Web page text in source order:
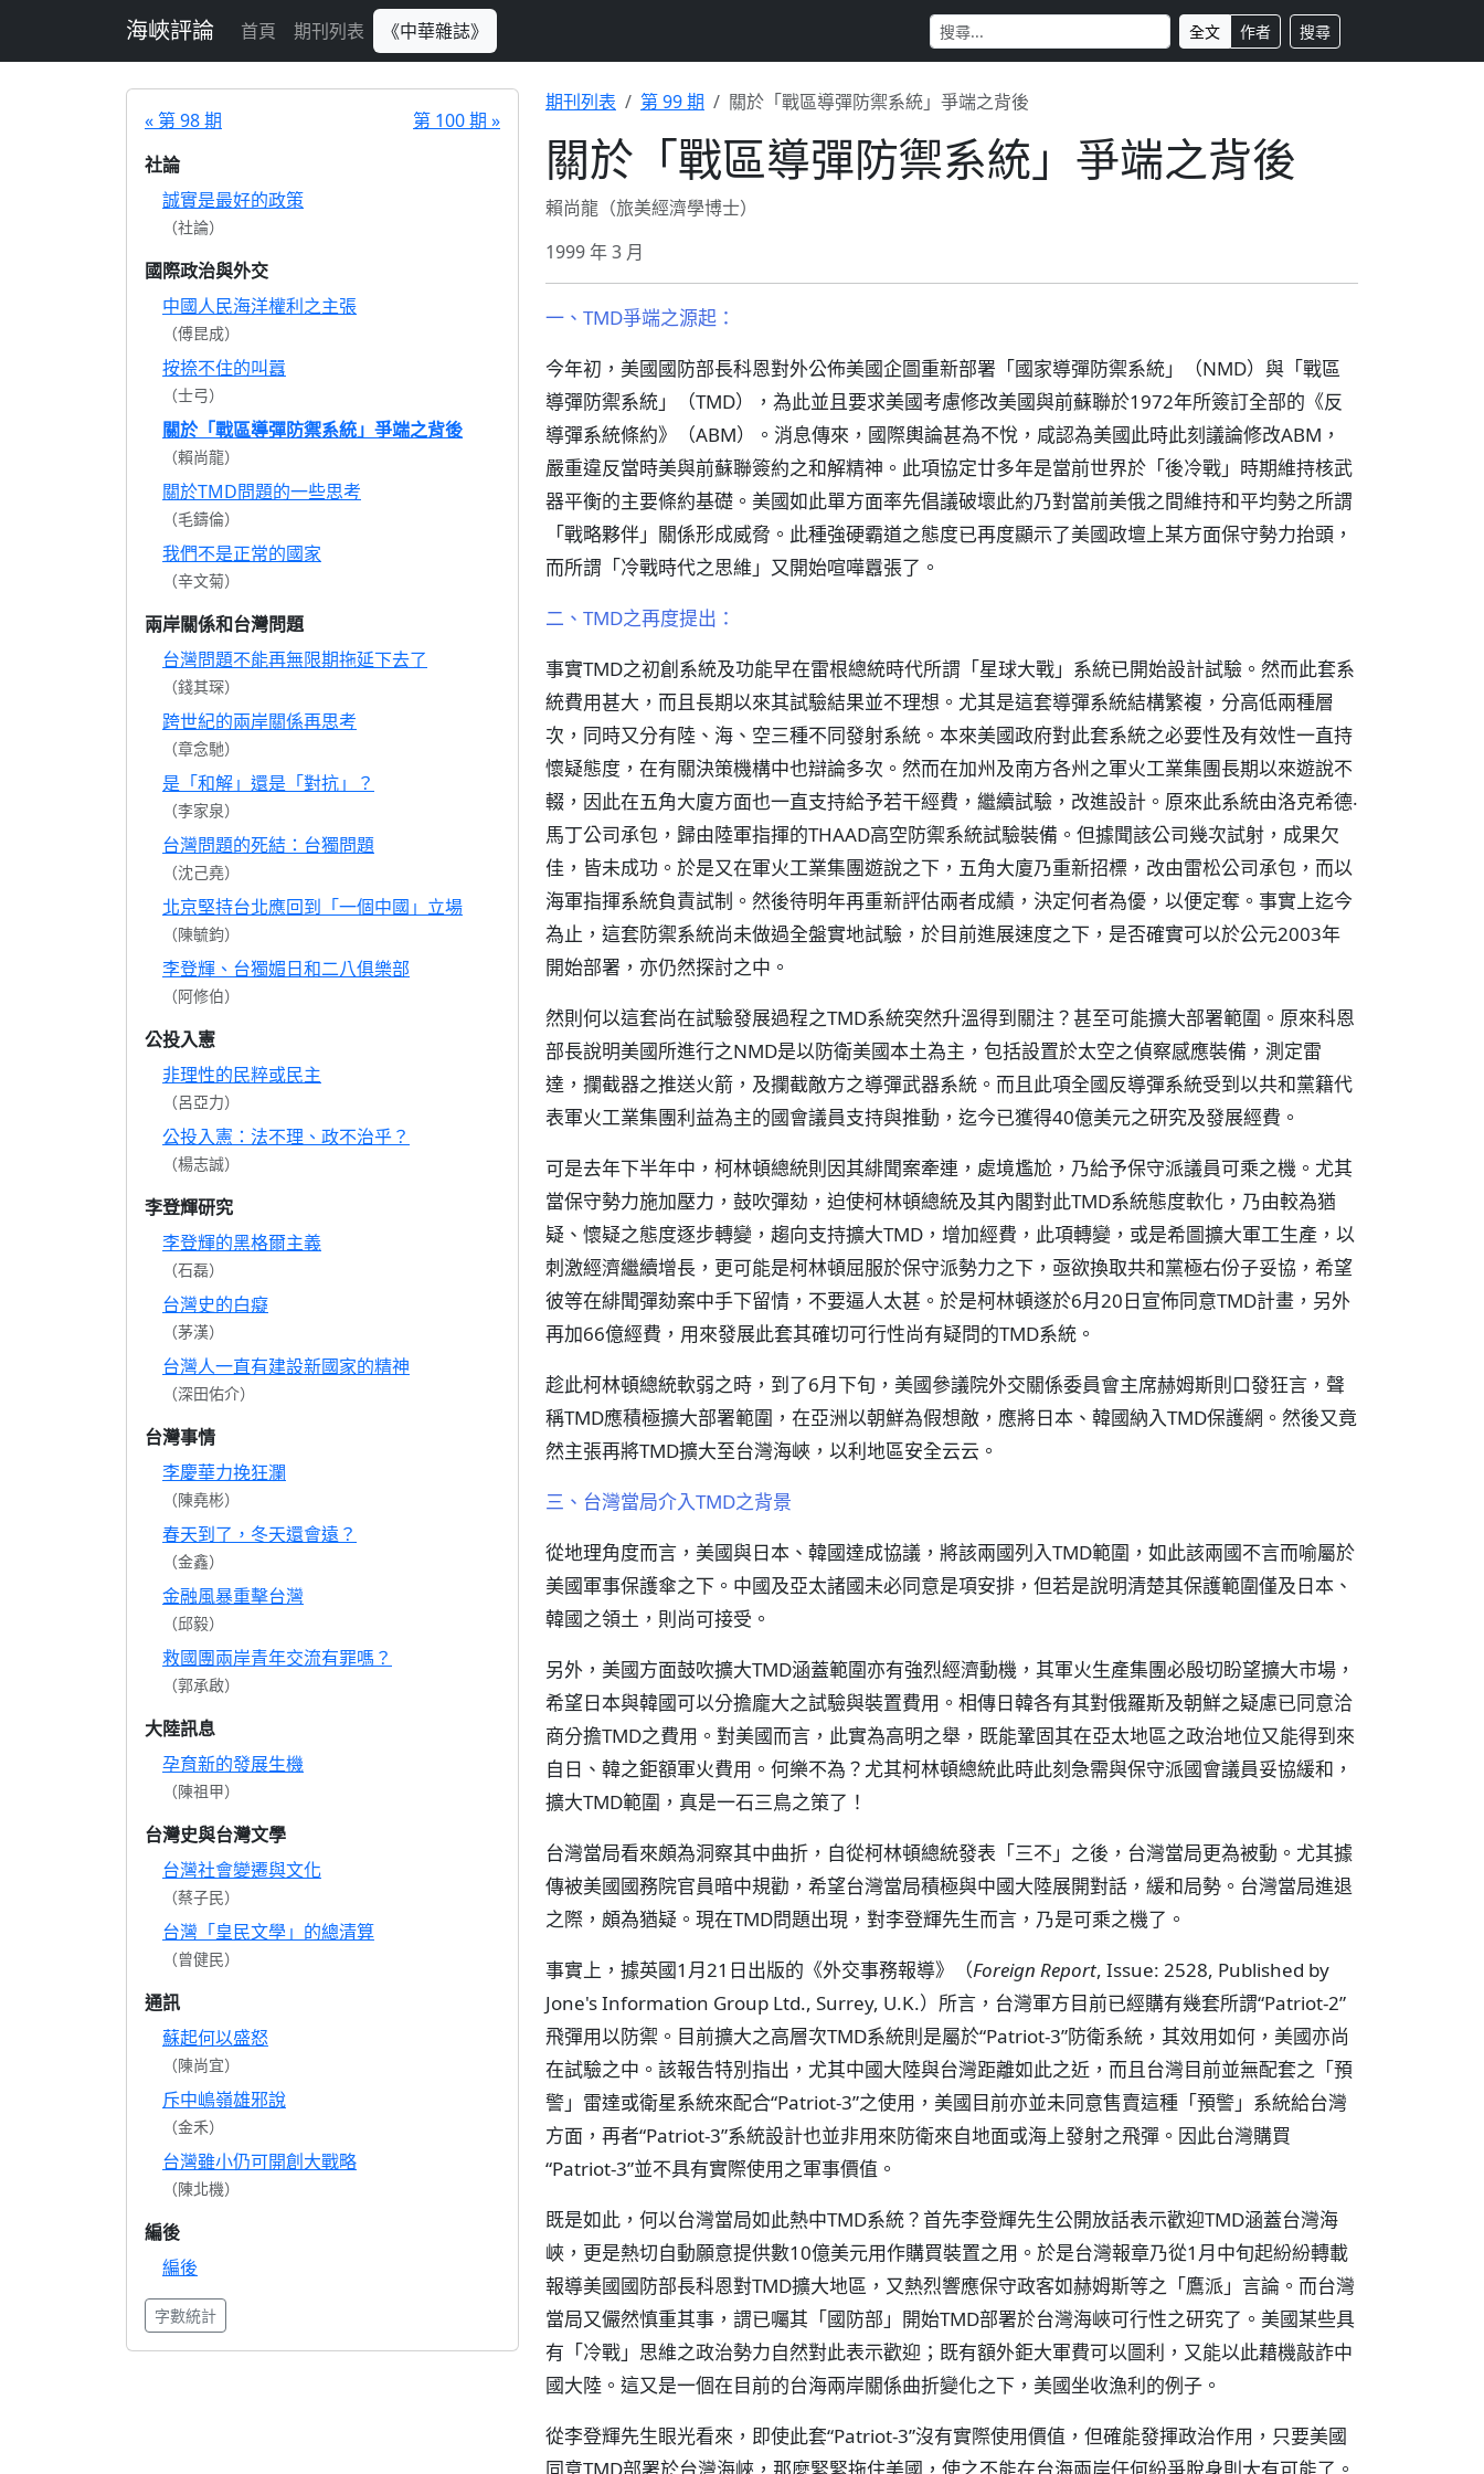
海峽評論 首頁 期刊列表 《中華雜誌》 全文 作者 搜尋
« 第 98 期
第 100 期 »
社論
誠實是最好的政策
（社論）
國際政治與外交
中國人民海洋權利之主張
（傅昆成）
按捺不住的叫囂
（士弓）
關於「戰區導彈防禦系統」爭端之背後
（賴尚龍）
關於TMD問題的一些思考
（毛鑄倫）
我們不是正常的國家
（辛文菊）
兩岸關係和台灣問題
台灣問題不能再無限期拖延下去了
（錢其琛）
跨世紀的兩岸關係再思考
（章念馳）
是「和解」還是「對抗」？
（李家泉）
台灣問題的死結：台獨問題
（沈己堯）
北京堅持台北應回到「一個中國」立場
（陳毓鈞）
李登輝、台獨媚日和二八俱樂部
（阿修伯）
公投入憲
非理性的民粹或民主
（呂亞力）
公投入憲：法不理、政不治乎？
（楊志誠）
李登輝研究
李登輝的黑格爾主義
（石磊）
台灣史的白癡
（茅漢）
台灣人一直有建設新國家的精神
（深田佑介）
台灣事情
李慶華力挽狂瀾
（陳堯彬）
春天到了，冬天還會遠？
（金鑫）
金融風暴重擊台灣
（邱毅）
救國團兩岸青年交流有罪嗎？
（郭承啟）
大陸訊息
孕育新的發展生機
（陳祖甲）
台灣史與台灣文學
台灣社會變遷與文化
（蔡子民）
台灣「皇民文學」的總清算
（曾健民）
通訊
蘇起何以盛怒
（陳尚宜）
斥中嶋嶺雄邪說
（金禾）
台灣雖小仍可開創大戰略
（陳北機）
編後
編後
字數統計
期刊列表 第 99 期 關於「戰區導彈防禦系統」爭端之背後
關於「戰區導彈防禦系統」爭端之背後
賴尚龍（旅美經濟學博士）
1999 年 3 月
一、TMD爭端之源起：
今年初，美國國防部長科恩對外公佈美國企圖重新部署「國家導彈防禦系統」（NMD）與「戰區
導彈防禦系統」（TMD），為此並且要求美國考慮修改美國與前蘇聯於1972年所簽訂全部的《反
導彈系統條約》（ABM）。消息傳來，國際輿論甚為不悅，咸認為美國此時此刻議論修改ABM，
嚴重違反當時美與前蘇聯簽約之和解精神。此項協定廿多年是當前世界於「後冷戰」時期維持核武
器平衡的主要條約基礎。美國如此單方面率先倡議破壞此約乃對當前美俄之間維持和平均勢之所謂
「戰略夥伴」關係形成威脅。此種強硬霸道之態度已再度顯示了美國政壇上某方面保守勢力抬頭，
而所謂「冷戰時代之思維」又開始喧嘩囂張了。
二、TMD之再度提出：
事實TMD之初創系統及功能早在雷根總統時代所謂「星球大戰」系統已開始設計試驗。然而此套系
統費用甚大，而且長期以來其試驗結果並不理想。尤其是這套導彈系統結構繁複，分高低兩種層
次，同時又分有陸、海、空三種不同發射系統。本來美國政府對此套系統之必要性及有效性一直持
懷疑態度，在有關決策機構中也辯論多次。然而在加州及南方各州之軍火工業集團長期以來遊說不
輟，因此在五角大廈方面也一直支持給予若干經費，繼續試驗，改進設計。原來此系統由洛克希德‧
馬丁公司承包，歸由陸軍指揮的THAAD高空防禦系統試驗裝備。但據聞該公司幾次試射，成果欠
佳，皆未成功。於是又在軍火工業集團遊說之下，五角大廈乃重新招標，改由雷松公司承包，而以
海軍指揮系統負責試制。然後待明年再重新評估兩者成績，決定何者為優，以便定奪。事實上迄今
為止，這套防禦系統尚未做過全盤實地試驗，於目前進展速度之下，是否確實可以於公元2003年
開始部署，亦仍然探討之中。
然則何以這套尚在試驗發展過程之TMD系統突然升溫得到關注？甚至可能擴大部署範圍。原來科恩
部長說明美國所進行之NMD是以防衛美國本土為主，包括設置於太空之偵察感應裝備，測定雷
達，攔截器之推送火箭，及攔截敵方之導彈武器系統。而且此項全國反導彈系統受到以共和黨籍代
表軍火工業集團利益為主的國會議員支持與推動，迄今已獲得40億美元之研究及發展經費。
可是去年下半年中，柯林頓總統則因其緋聞案牽連，處境尷尬，乃給予保守派議員可乘之機。尤其
當保守勢力施加壓力，鼓吹彈劾，迫使柯林頓總統及其內閣對此TMD系統態度軟化，乃由較為猶
疑、懷疑之態度逐步轉變，趨向支持擴大TMD，增加經費，此項轉變，或是希圖擴大軍工生產，以
刺激經濟繼續增長，更可能是柯林頓屈服於保守派勢力之下，亟欲換取共和黨極右份子妥協，希望
彼等在緋聞彈劾案中手下留情，不要逼人太甚。於是柯林頓遂於6月20日宣佈同意TMD計畫，另外
再加66億經費，用來發展此套其確切可行性尚有疑問的TMD系統。
趁此柯林頓總統軟弱之時，到了6月下旬，美國參議院外交關係委員會主席赫姆斯則口發狂言，聲
稱TMD應積極擴大部署範圍，在亞洲以朝鮮為假想敵，應將日本、韓國納入TMD保護網。然後又竟
然主張再將TMD擴大至台灣海峽，以利地區安全云云。
三、台灣當局介入TMD之背景
從地理角度而言，美國與日本、韓國達成協議，將該兩國列入TMD範圍，如此該兩國不言而喻屬於
美國軍事保護傘之下。中國及亞太諸國未必同意是項安排，但若是說明清楚其保護範圍僅及日本、
韓國之領土，則尚可接受。
另外，美國方面鼓吹擴大TMD涵蓋範圍亦有強烈經濟動機，其軍火生產集團必殷切盼望擴大市場，
希望日本與韓國可以分擔龐大之試驗與裝置費用。相傳日韓各有其對俄羅斯及朝鮮之疑慮已同意洽
商分擔TMD之費用。對美國而言，此實為高明之舉，既能鞏固其在亞太地區之政治地位又能得到來
自日、韓之鉅額軍火費用。何樂不為？尤其柯林頓總統此時此刻急需與保守派國會議員妥協緩和，
擴大TMD範圍，真是一石三鳥之策了！
台灣當局看來頗為洞察其中曲折，自從柯林頓總統發表「三不」之後，台灣當局更為被動。尤其據
傳被美國國務院官員暗中規勸，希望台灣當局積極與中國大陸展開對話，緩和局勢。台灣當局進退
之際，頗為猶疑。現在TMD問題出現，對李登輝先生而言，乃是可乘之機了。
事實上，據英國1月21日出版的《外交事務報導》（Foreign Report, Issue: 2528, Published by
Jone's Information Group Ltd., Surrey, U.K.）所言，台灣軍方目前已經購有幾套所謂“Patriot-2”
飛彈用以防禦。目前擴大之高層次TMD系統則是屬於“Patriot-3”防衛系統，其效用如何，美國亦尚
在試驗之中。該報告特別指出，尤其中國大陸與台灣距離如此之近，而且台灣目前並無配套之「預
警」雷達或衛星系統來配合“Patriot-3”之使用，美國目前亦並未同意售賣這種「預警」系統給台灣
方面，再者“Patriot-3”系統設計也並非用來防衛來自地面或海上發射之飛彈。因此台灣購買
“Patriot-3”並不具有實際使用之軍事價值。
既是如此，何以台灣當局如此熱中TMD系統？首先李登輝先生公開放話表示歡迎TMD涵蓋台灣海
峽，更是熱切自動願意提供數10億美元用作購買裝置之用。於是台灣報章乃從1月中旬起紛紛轉載
報導美國國防部長科恩對TMD擴大地區，又熱烈響應保守政客如赫姆斯等之「鷹派」言論。而台灣
當局又儼然慎重其事，謂已囑其「國防部」開始TMD部署於台灣海峽可行性之研究了。美國某些具
有「冷戰」思維之政治勢力自然對此表示歡迎；既有額外鉅大軍費可以圖利，又能以此藉機敲詐中
國大陸。這又是一個在目前的台海兩岸關係曲折變化之下，美國坐收漁利的例子。
從李登輝先生眼光看來，即使此套“Patriot-3”沒有實際使用價值，但確能發揮政治作用，只要美國